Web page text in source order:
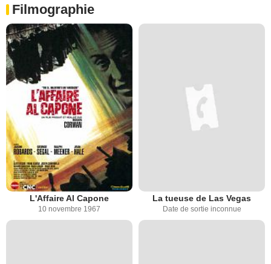
Filmographie
L'Affaire Al Capone
10 novembre 1967
La tueuse de Las Vegas
Date de sortie inconnue